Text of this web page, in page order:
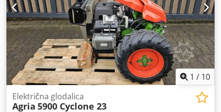
1 / 10
Električna glodalica
Agria 5900 Cyclone 23